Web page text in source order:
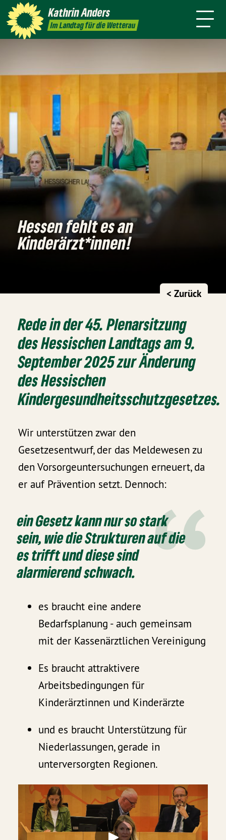
KathrinAnders
Im Landtag für die Wetterau
Kontakt
mich
Hessen fehlt es an
Kinderärzt*innen!
< Zurück
Rede in der 45. Plenarsitzung
des Hessischen Landtags am 9.
September 2025 zur Änderung
des Hessischen
Kindergesundheitsschutzgesetzes.
Wir unterstützen zwar den
Gesetzesentwurf, der das Meldewesen zu
den Vorsorgeuntersuchungen erneuert, da
er auf Prävention setzt. Dennoch:
ein Gesetz kann nur so stark
sein, wie die Strukturen auf die
es trifft und diese sind
alarmierend schwach.
es braucht eine andere
Bedarfsplanung - auch gemeinsam
mit der Kassenärztlichen Vereinigung
Es braucht attraktivere
Arbeitsbedingungen für
Kinderärztinnen und Kinderärzte
und es braucht Unterstützung für
Niederlassungen, gerade in
unterversorgten Regionen.